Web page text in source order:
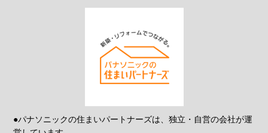
●パナソニックの住まいパートナーズは、独立・自営の会社が運